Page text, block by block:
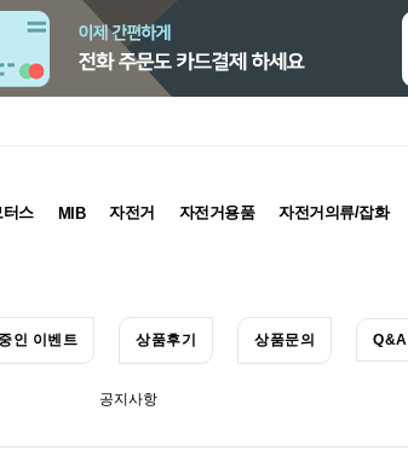
터스 MIB 자전거 자전거용품 자전거의류/잡화
인 이벤트 상품후기 상품문의 Q&A
공지사항